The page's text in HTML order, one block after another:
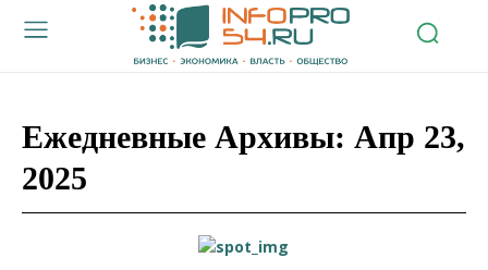
Ежедневные Архивы: Апр 23,
2025